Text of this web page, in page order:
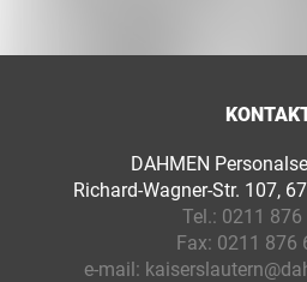
DAHMEN
Richard-Wagner-Str. 107,
Tel.: 0211 876
Fax: 0211 876
e-mail: